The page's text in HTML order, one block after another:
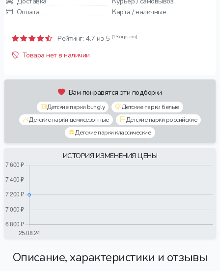
Оплата
Карта / наличные
Рейтинг: 4.7 из 5 (13 оценок)
Товара нет в наличии
Вам понравятся эти подборки
Детские парки bungly
Детские парки белые
Детские парки демисезонные
Детские парки российские
Детские парки классические
ИСТОРИЯ ИЗМЕНЕНИЯ ЦЕНЫ
Описание, характеристики и отзывы